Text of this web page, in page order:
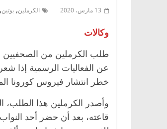
13 مارس، 2020 الكرملين, بوتين,
وكالات
طلب الكرملين من الصحفيين
عن الفعاليات الرسمية إذا
خطر انتشار فيروس كورونا
وأصدر الكرملين هذا
قاعته، بعد أن حضر أحدمصر ناس وناس